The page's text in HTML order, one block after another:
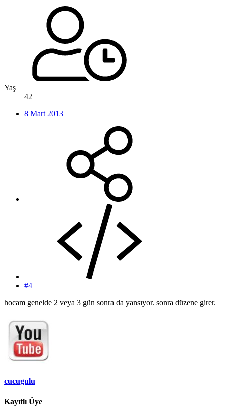
Yaş
42
8 Mart 2013
#4
hocam genelde 2 veya 3 gün sonra da yansıyor. sonra düzene girer.
cucugulu
Kayıtlı Üye